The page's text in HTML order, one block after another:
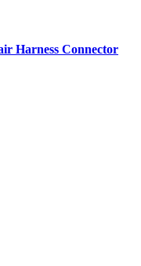
Harness Connector